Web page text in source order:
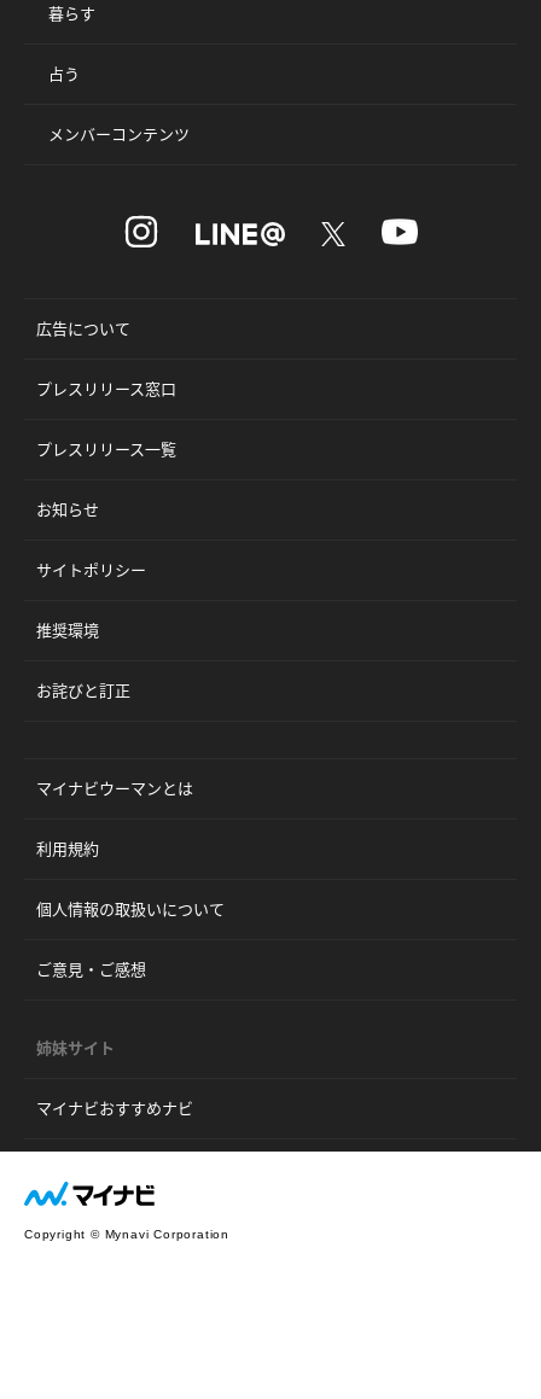
暮らす
占う
メンバーコンテンツ
広告について
プレスリリース窓口
プレスリリース一覧
お知らせ
サイトポリシー
推奨環境
お詫びと訂正
マイナビウーマンとは
利用規約
個人情報の取扱いについて
ご意見・ご感想
姉妹サイト
マイナビおすすめナビ
Copyright © Mynavi Corporation